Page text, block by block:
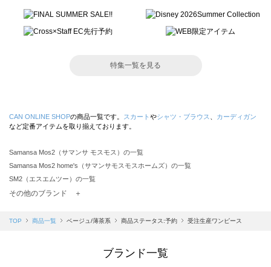
特集一覧を見る
CAN ONLINE SHOPの商品一覧です。 スカート やシャツ・ブラウス
カーディガン
など定番アイテムを取り揃えております。
Samansa Mos2（サマンサ モスモス）の一覧
Samansa Mos2 home's（サマンサモスモスホームズ）の一覧
SM2（エスエムツー）の一覧
TSUHARU by Samansa Mos2（ツハルバイサマンサモスモス）の一覧
Samansa Mos2 blue（サマンサモスモス ブルー）の一覧
その他のブランド ＋
TOP 商品一覧 ベージュ/薄茶系 商品ステータス:予約 受注生産ワンピース
ブランド一覧